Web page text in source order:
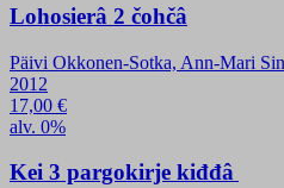
Lohosierâ 2 čohčâ
Päivi Okkonen-Sotka, Ann-Mari
2012
17,00 €
alv. 0%
Kei 3 pargokirje kiđđâ